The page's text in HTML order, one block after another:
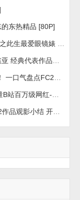
东热精品 [80P]
[图文故事] 24年度部分FC2作品观影小结 开年王炸后续